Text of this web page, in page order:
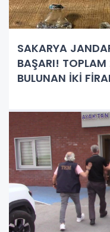
SAKARYA
BAŞARI!
BULUNAN İKİ